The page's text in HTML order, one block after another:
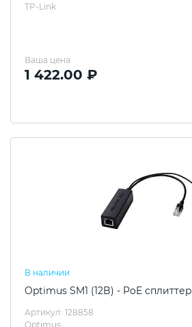
TP-Link
Ваша цена
1 422.00 ₽
В наличии
Optimus SM1 (12B) - PoE сплиттер
Артикул: 128858
Optimus